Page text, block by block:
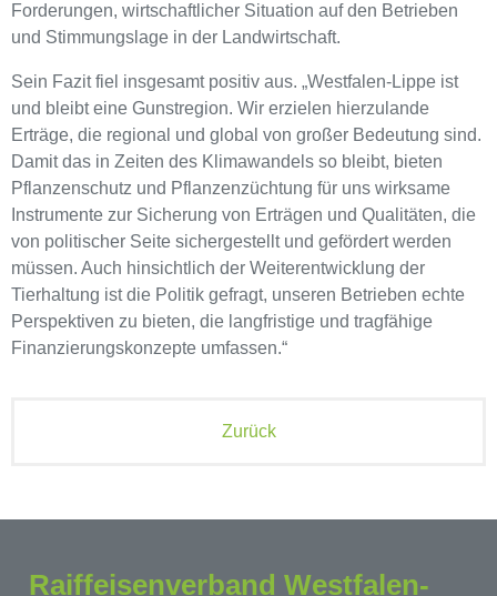
Forderungen, wirtschaftlicher Situation auf den Betrieben
und Stimmungslage in der Landwirtschaft.
Sein Fazit fiel insgesamt positiv aus. „Westfalen-Lippe ist
und bleibt eine Gunstregion. Wir erzielen hierzulande
Erträge, die regional und global von großer Bedeutung sind.
Damit das in Zeiten des Klimawandels so bleibt, bieten
Pflanzenschutz und Pflanzenzüchtung für uns wirksame
Instrumente zur Sicherung von Erträgen und Qualitäten, die
von politischer Seite sichergestellt und gefördert werden
müssen. Auch hinsichtlich der Weiterentwicklung der
Tierhaltung ist die Politik gefragt, unseren Betrieben echte
Perspektiven zu bieten, die langfristige und tragfähige
Finanzierungskonzepte umfassen.“
Zurück
Raiffeisenverband Westfalen-